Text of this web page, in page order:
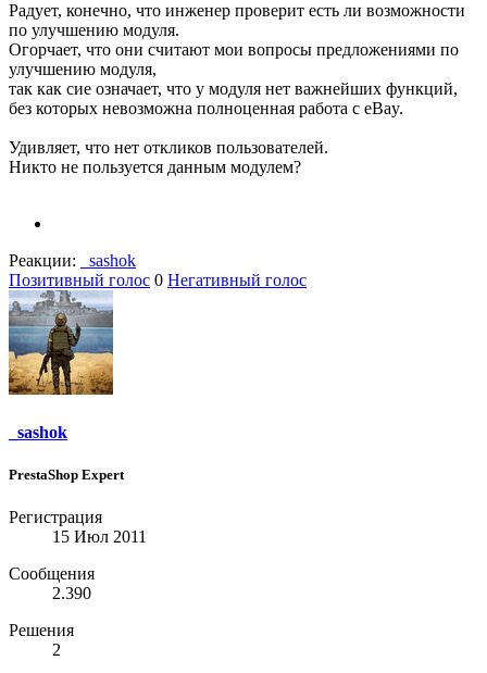
Радует, конечно, что инженер проверит есть ли возможности
по улучшению модуля.
Огорчает, что они считают мои вопросы предложениями по
улучшению модуля,
так как сие означает, что у модуля нет важнейших функций,
без которых невозможна полноценная работа с eBay.
Удивляет, что нет откликов пользователей.
Никто не пользуется данным модулем?
Реакции:
_sashok
Позитивный голос 0 Негативный голос
_sashok
PrestaShop Expert
Регистрация
15 Июл 2011
Сообщения
2.390
Решения
2